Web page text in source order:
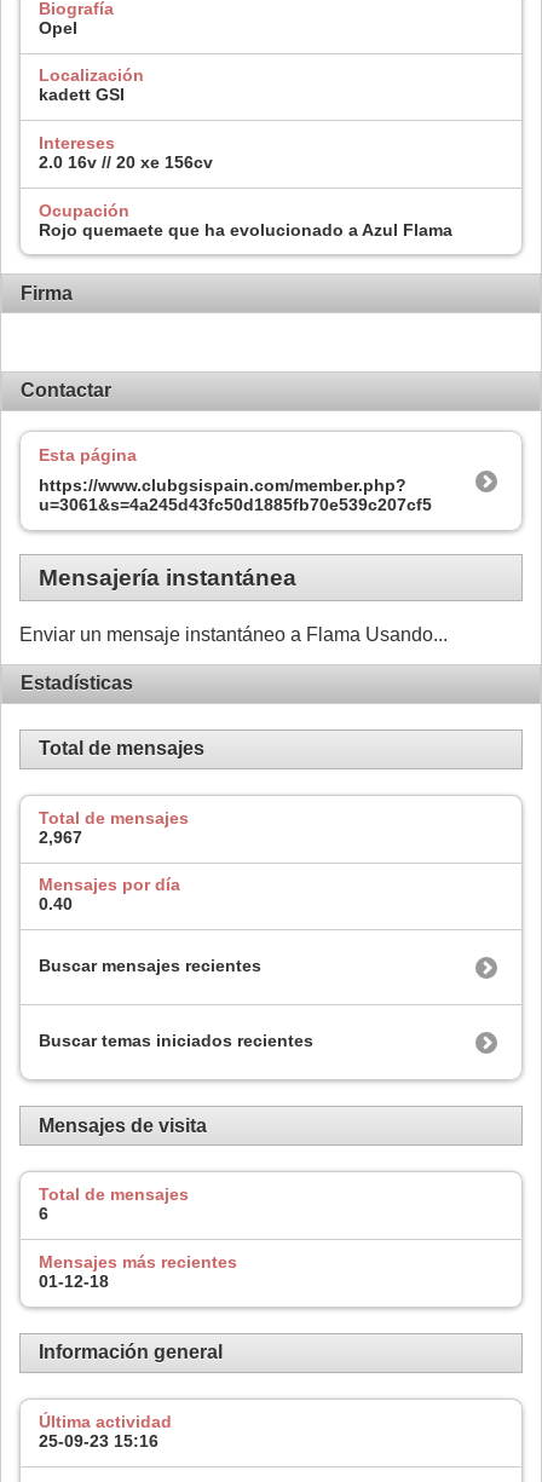
Biografía
Opel
Localización
kadett GSI
Intereses
2.0 16v // 20 xe 156cv
Ocupación
Rojo quemaete que ha evolucionado a Azul Flama
Firma
Contactar
Esta página
https://www.clubgsispain.com/member.php?
u=3061&s=4a245d43fc50d1885fb70e539c207cf5
Mensajería instantánea
Enviar un mensaje instantáneo a Flama Usando...
Estadísticas
Total de mensajes
Total de mensajes
2,967
Mensajes por día
0.40
Buscar mensajes recientes
Buscar temas iniciados recientes
Mensajes de visita
Total de mensajes
6
Mensajes más recientes
01-12-18
Información general
Última actividad
25-09-23 15:16